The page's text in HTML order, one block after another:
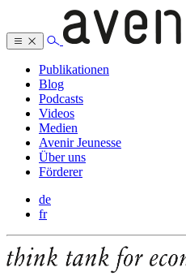
Publikationen
Blog
Podcasts
Videos
Medien
Avenir Jeunesse
Über uns
Förderer
de
fr